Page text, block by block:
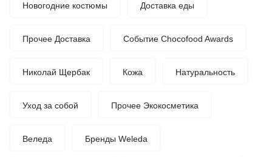
Новогодние костюмы Доставка еды
Прочее Доставка Событие Chocofood Awards
Николай Щербак Кожа Натуральность
Уход за собой Прочее Экокосметика
Веледа Бренды Weleda